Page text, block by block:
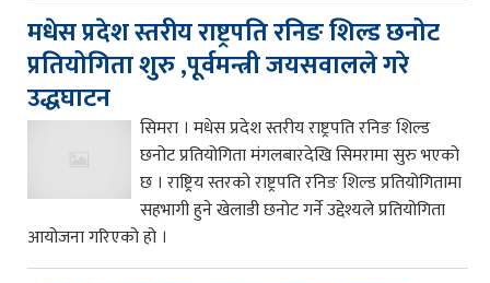
मधेस प्रदेश स्तरीय राष्ट्रपति रनिङ शिल्ड छनोट
प्रतियोगिता शुरु ,पूर्वमन्त्री जयसवालले गरे
उद्धघाटन
सिमरा । मधेस प्रदेश स्तरीय राष्ट्रपति रनिङ शिल्ड
छनोट प्रतियोगिता मंगलबारदेखि सिमरामा सुरु भएको
छ । राष्ट्रिय स्तरको राष्ट्रपति रनिङ शिल्ड प्रतियोगितामा
सहभागी हुने खेलाडी छनोट गर्ने उद्देश्यले प्रतियोगिता
आयोजना गरिएको हो ।